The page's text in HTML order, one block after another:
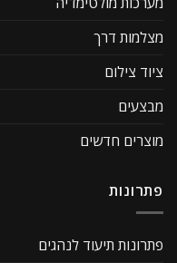
מצלמות דרך
ציוד צילום
מבצעים
מוצרים חדשים
פתרונות
פתרונות תיעוד לנהגים